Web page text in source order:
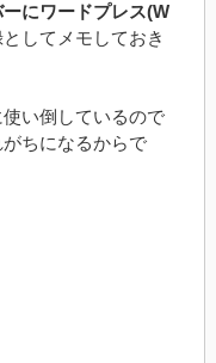
にワードプレス(W
してメモしておき
い倒しているので
ちになるからで